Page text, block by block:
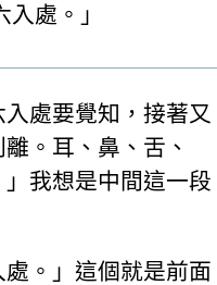
處。」
處要覺知，接著又
。耳、鼻、舌、
我想是中間這一段
。」這個就是前面